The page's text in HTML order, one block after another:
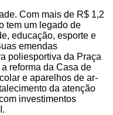
Com mais de R$ 1,2
tem um legado de
educação, esporte e
emendas
poliesportiva da Praça
reforma da Casa de
e aparelhos de ar-
da atenção
investimentos